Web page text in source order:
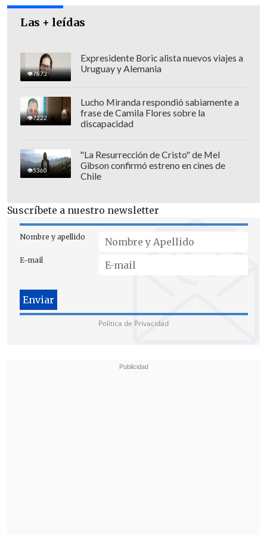
Otro rostro de Marvel que se sumó a la
secuela es
Sebastian Stan, poniendo fin
a meses de rumores sobre la llegada del
actor de "Bucky Barnes / Winter
Las + leídas
7873
Expresidente Boric alista nuevos viajes a
Uruguay y Alemania
7222
Lucho Miranda respondió sabiamente a
frase de Camila Flores sobre la
discapacidad
5360
"La Resurrección de Cristo" de Mel
Gibson confirmó estreno en cines de
Chile
Suscríbete a nuestro newsletter
Nombre y apellido
E-mail
Política de Privacidad